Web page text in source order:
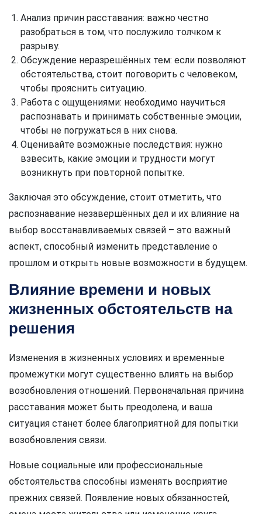
Анализ причин расставания: важно честно
разобраться в том, что послужило толчком к
разрыву.
Обсуждение неразрешённых тем: если позволяют
обстоятельства, стоит поговорить с человеком,
чтобы прояснить ситуацию.
Работа с ощущениями: необходимо научиться
распознавать и принимать собственные эмоции,
чтобы не погружаться в них снова.
Оценивайте возможные последствия: нужно
взвесить, какие эмоции и трудности могут
возникнуть при повторной попытке.
Заключая это обсуждение, стоит отметить, что
распознавание незавершённых дел и их влияние на
выбор восстанавливаемых связей – это важный
аспект, способный изменить представление о
прошлом и открыть новые возможности в будущем.
Влияние времени и новых
жизненных обстоятельств на
решения
Изменения в жизненных условиях и временные
промежутки могут существенно влиять на выбор
возобновления отношений. Первоначальная причина
расставания может быть преодолена, и ваша
ситуация станет более благоприятной для попытки
возобновления связи.
Новые социальные или профессиональные
обстоятельства способны изменять восприятие
прежних связей. Появление новых обязанностей,